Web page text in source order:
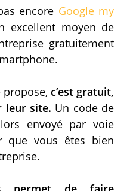
encore Google my
excellent moyen de
gratuitement
propose, c’est gratuit,
leur site. Un code de
envoyé par voie
que vous êtes bien